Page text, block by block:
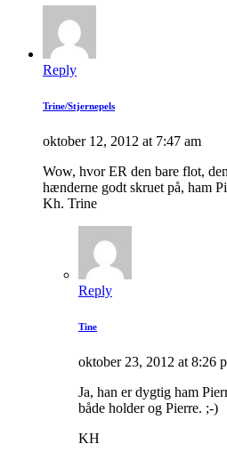
Reply
Trine/Stjernepels
oktober 12, 2012 at 7:47 am
Wow, hvor ER den bare flot,
hænderne godt skruet på, ham
Kh. Trine
Reply
Tine
oktober 23, 2012 at 8:26
Ja, han er dygtig ham
både holder og Pierre. ;-)
KH